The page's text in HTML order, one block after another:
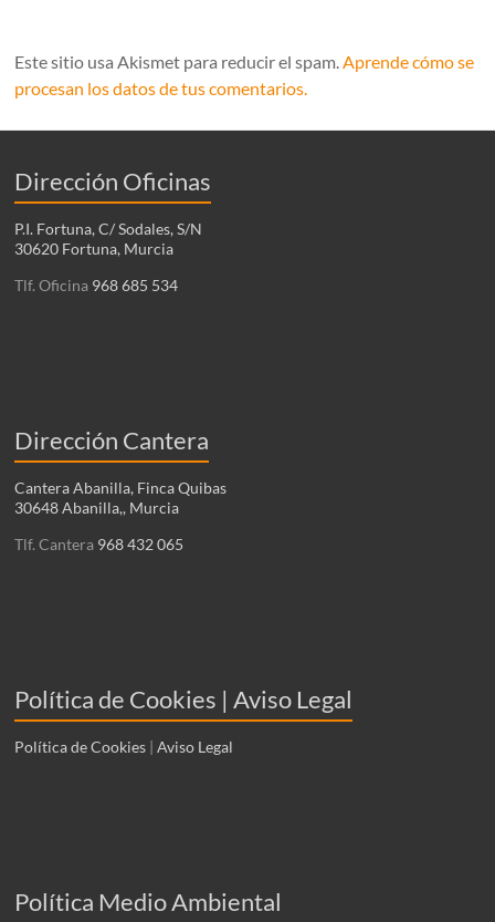
Este sitio usa Akismet para reducir el spam.Aprende cómo se
procesan los datos de tus comentarios.
Dirección Oficinas
P.I. Fortuna, C/ Sodales, S/N
30620 Fortuna, Murcia
Tlf. Oficina 968 685 534
Dirección Cantera
Cantera Abanilla, Finca Quibas
30648 Abanilla,, Murcia
Tlf. Cantera 968 432 065
Política de Cookies | Aviso Legal
Política de Cookies |Aviso Legal
Política Medio Ambiental